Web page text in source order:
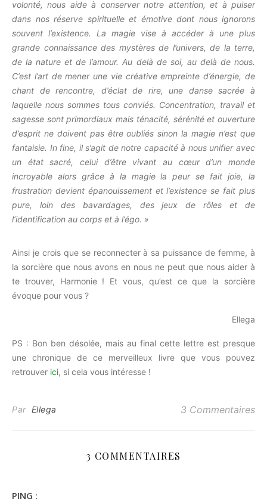
volonté, nous aide à conserver notre attention, et à puiser
dans nos réserve spirituelle et émotive dont nous ignorons
souvent l’existence. La magie vise à accéder à une plus
grande connaissance des mystères de l’univers, de la terre,
de la nature et de l’amour. Au delà de soi, au delà de nous.
C’est l’art de mener une vie créative empreinte d’énergie, de
chant de rencontre, d’éclat de rire, une danse sacrée à
laquelle nous sommes tous conviés. Concentration, travail et
sagesse sont primordiaux mais ténacité, sérénité et ouverture
d’esprit ne doivent pas être oubliés sinon la magie n’est que
fantaisie. In fine, il s’agit de notre capacité à nous unifier avec
un état sacré, celui d’être vivant au cœur d’un monde
incroyable alors grâce à la magie la peur se fait joie, la
frustration devient épanouissement et l’existence se fait plus
pure, loin des bavardages, des jeux de rôles et de
l’identification au corps et à l’égo. »
Ainsi je crois que se reconnecter à sa puissance de femme, à
la sorcière que nous avons en nous ne peut que nous aider à
te trouver, Harmonie ! Et vous, qu’est ce que la sorcière
évoque pour vous ?
Ellega
PS : Bon ben désolée, mais au final cette lettre est presque
une chronique de ce merveilleux livre que vous pouvez
retrouver ici, si cela vous intéresse !
Par Ellega 3 Commentaires
3 COMMENTAIRES
PING :